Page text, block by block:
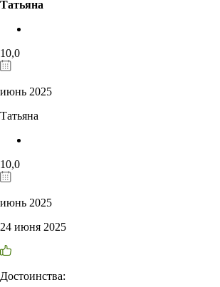
Татьяна
10,0
июнь 2025
Татьяна
10,0
июнь 2025
24 июня 2025
Достоинства: